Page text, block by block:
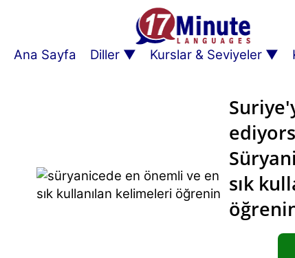
Ana Sayfa Diller Kurslar & Seviyeler
sık